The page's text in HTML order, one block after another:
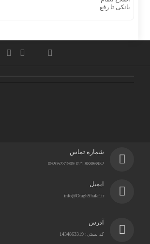
شماره تماس
021-88886952 09205231909
ایمیل
info@OtaghShafaf.ir
آدرس
کد پستی: 1434863319